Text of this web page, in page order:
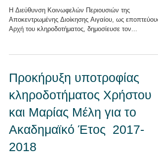
Η Διεύθυνση Κοινωφελών Περιουσιών της
Αποκεντρωμένης Διοίκησης Αιγαίου, ως εποπτεύουσα
Αρχή του κληροδοτήματος, δημοσίευσε τον...
Προκήρυξη υποτροφίας
κληροδοτήματος Χρήστου
και Μαρίας Μέλη για το
Ακαδημαϊκό Έτος 2017-
2018